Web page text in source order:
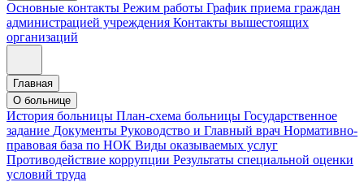
Основные контакты Режим работы График приема граждан
администрацией учреждения Контакты вышестоящих
организаций
Главная
О больнице
История больницы План-схема больницы Государственное
задание Документы Руководство и Главный врач Нормативно-
правовая база по НОК Виды оказываемых услуг
Противодействие коррупции Результаты специальной оценки
условий труда